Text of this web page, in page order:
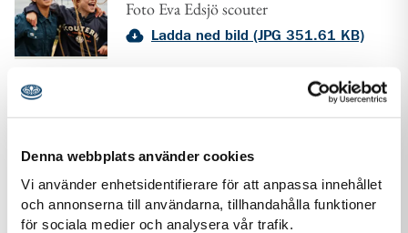
Denna webbplats använder cookies
Vi använder enhetsidentifierare för att anpassa innehållet
och annonserna till användarna, tillhandahålla funktioner
för sociala medier och analysera vår trafik.
Foto Eva Edsjö scouter
Ladda ned bild (JPG 351.61 KB)
Scouten Märta åker som volontär till Sydkorea
Ladda ned bild (JPG 281 KB)